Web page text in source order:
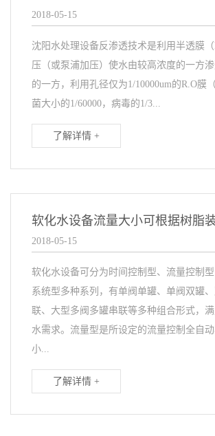
2018-05-15
沈阳水处理设备反渗透技术是利用半透膜
压（或泵浦加压）使水由较高浓度的一方
的一方，利用孔径仅为1/10000um的R.O膜
菌大小的1/60000，病毒的1/3...
了解详情 +
软化水设备流量大小可根据树脂
2018-05-15
软化水设备可分为时间控制型、流量控制
系统型多种系列，有单阀单罐、单阀双罐
联、大型多阀多罐串联等多种组合形式，
水需求。流量型是所设定的流量控制全自
小...
了解详情 +